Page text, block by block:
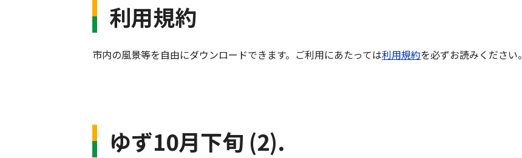
利用規約
市内の風景等を自由にダウンロードできます。ご利用にあたっては利用規約を必ずお読みください。
ゆず10月下旬 (2).